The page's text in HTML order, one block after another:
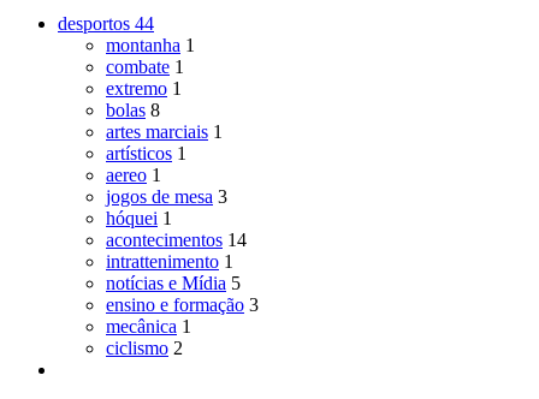
desportos 44
montanha 1
combate 1
extremo 1
bolas 8
artes marciais 1
artísticos 1
aereo 1
jogos de mesa 3
hóquei 1
acontecimentos 14
intrattenimento 1
notícias e Mídia 5
ensino e formação 3
mecânica 1
ciclismo 2